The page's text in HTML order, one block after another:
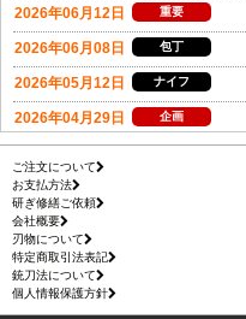
ご注文について
お支払方法
研ぎ修繕ご依頼
会社概要
刃物について
特定商取引法表記
銃刀法について
個人情報保護方針